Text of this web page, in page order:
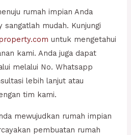
rumah impian Anda
mudah. Kunjungi
untuk mengetahui
kami. Anda juga dapat
melalui No. Whatsapp
lebih lanjut atau
tim kami.
mewujudkan rumah impian
pembuatan rumah